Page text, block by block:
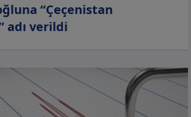
“Çeçenistan
adı verildi